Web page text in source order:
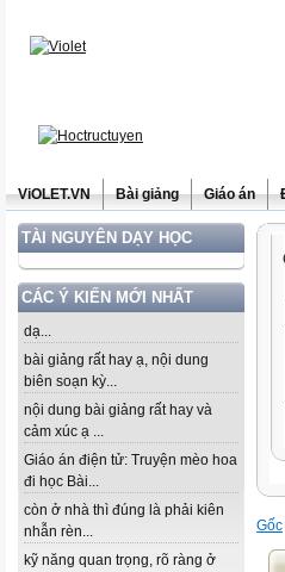
ViOLET.VN Bài giảng Giáo án
TÀI NGUYÊN DẠY HỌC
CÁC Ý KIẾN MỚI NHẤT
dạ...
bài giảng rất hay ạ, nội dung
biên soạn kỳ...
nội dung bài giảng rất hay và
cảm xúc ạ ...
Giáo án điện tử: Truyện mèo hoa
đi học Bài...
còn ở nhà thì đúng là phải kiên
nhẫn rèn...
kỹ năng quan trọng, rõ ràng ở
Gốc